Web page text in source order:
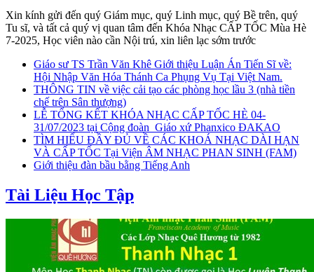
Xin kính gửi đến quý Giám mục, quý Linh mục, quý Bề trên, quý
Tu sĩ, và tất cả quý vị quan tâm đến Khóa Nhạc CẤP TỐC Mùa Hè
7-2025, Học viên nào cần Nội trú, xin liên lạc sớm trước
Giáo sư TS Trần Văn Khê Giới thiệu Luận Án Tiến Sĩ về:
Hội Nhập Văn Hóa Thánh Ca Phụng Vụ Tại Việt Nam.
THÔNG TIN về việc cải tạo các phòng học lầu 3 (nhà tiền
chế trên Sân thượng)
LỄ TỔNG KẾT KHÓA NHẠC CẤP TỐC HÈ 04-
31/07/2023 tại Cộng đoàn_Giáo xứ Phanxico ĐAKAO
TÌM HIỂU ĐẦY ĐỦ VỀ CÁC KHOÁ NHẠC DÀI HẠN
VÀ CẤP TỐC Tại Viện ÂM NHẠC PHAN SINH (FAM)
Giới thiệu đàn bầu bằng Tiếng Anh
Tài Liệu Học Tập